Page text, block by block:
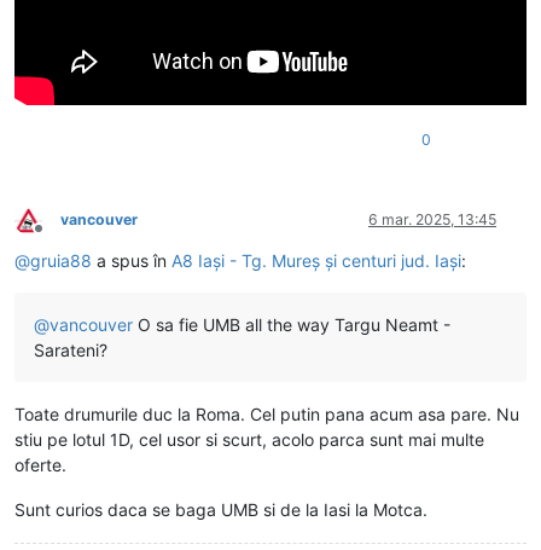
0
Deconectat
vancouver 6 mar. 2025, 13:45
@gruia88 a spus în A8 Iași - Tg. Mureș și centuri jud. Iași:
@vancouver O sa fie UMB all the way Targu Neamt -
Sarateni?
Toate drumurile duc la Roma. Cel putin pana acum asa pare. Nu
stiu pe lotul 1D, cel usor si scurt, acolo parca sunt mai multe
oferte.
Sunt curios daca se baga UMB si de la Iasi la Motca.